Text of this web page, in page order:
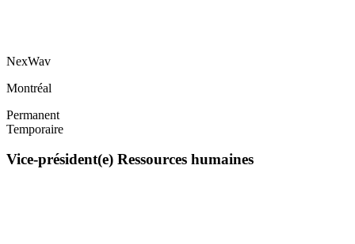
NexWav
Montréal
Permanent
Temporaire
Vice-président(e) Ressources humaines